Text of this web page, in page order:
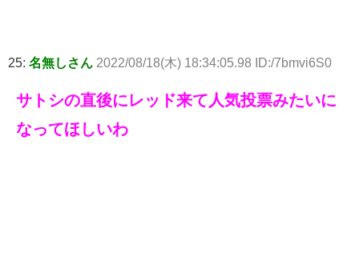
25: 名無しさん 2022/08/18(木) 18:34:05.98 ID:/7bmvi6S0
サトシの直後にレッド来て人気投票みたいに
なってほしいわ